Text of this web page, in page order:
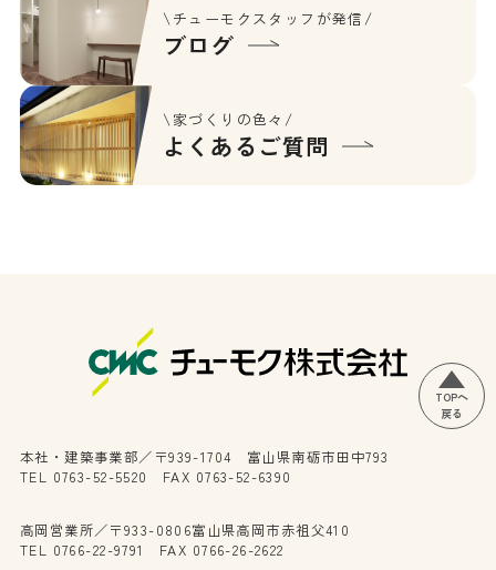
\チューモクスタッフが発信/
ブログ
\家づくりの色々/
よくあるご質問
TOPへ
戻る
本社・建築事業部／〒939-1704 富山県南砺市田中793
TEL 0763-52-5520 FAX 0763-52-6390
高岡営業所／〒933-0806富山県高岡市赤祖父410
TEL 0766-22-9791 FAX 0766-26-2622